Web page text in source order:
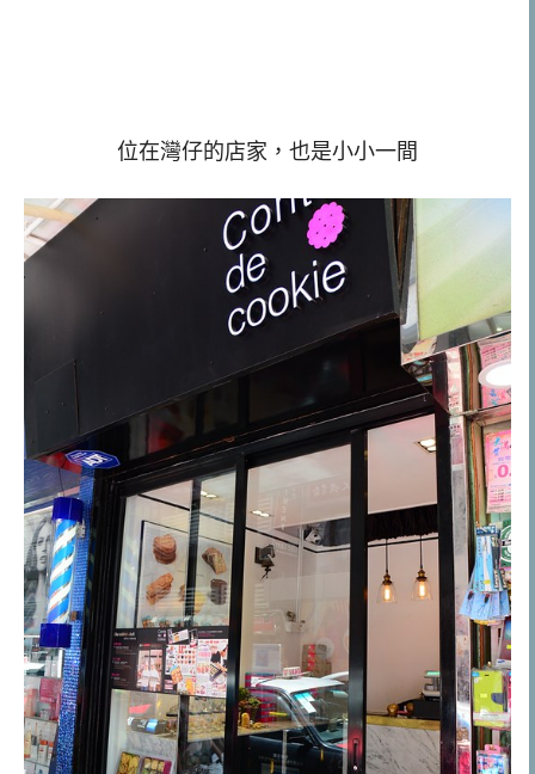
位在灣仔的店家，也是小小一間